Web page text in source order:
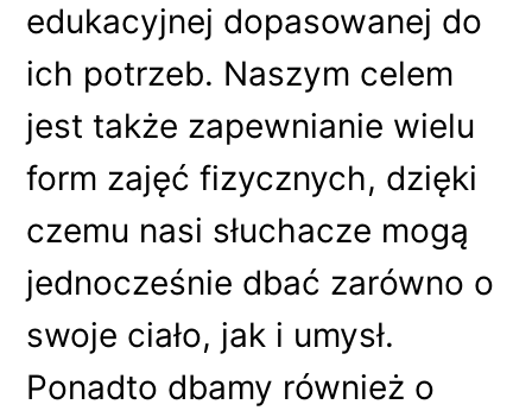
edukacyjnej dopasowanej do
ich potrzeb. Naszym celem
jest także zapewnianie wielu
form zajęć fizycznych, dzięki
czemu nasi słuchacze mogą
jednocześnie dbać zarówno o
swoje ciało, jak i umysł.
Ponadto dbamy również o